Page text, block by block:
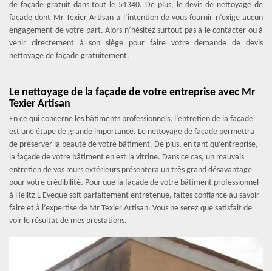
de façade gratuit dans tout le 51340. De plus, le devis de nettoyage de
façade dont Mr Texier Artisan a l’intention de vous fournir n’exige aucun
engagement de votre part. Alors n’hésitez surtout pas à le contacter ou à
venir directement à son siège pour faire votre demande de devis
nettoyage de façade gratuitement.
Le nettoyage de la façade de votre entreprise avec Mr
Texier Artisan
En ce qui concerne les bâtiments professionnels, l’entretien de la façade
est une étape de grande importance. Le nettoyage de façade permettra
de préserver la beauté de votre bâtiment. De plus, en tant qu’entreprise,
la façade de votre bâtiment en est la vitrine. Dans ce cas, un mauvais
entretien de vos murs extérieurs présentera un très grand désavantage
pour votre crédibilité. Pour que la façade de votre bâtiment professionnel
à Heiltz L Eveque soit parfaitement entretenue, faites confiance au savoir-
faire et à l’expertise de Mr Texier Artisan. Vous ne serez que satisfait de
voir le résultat de mes prestations.